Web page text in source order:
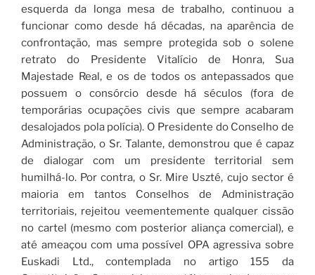
esquerda da longa mesa de trabalho, continuou a
funcionar como desde há décadas, na aparência de
confrontação, mas sempre protegida sob o solene
retrato do Presidente Vitalício de Honra, Sua
Majestade Real, e os de todos os antepassados que
possuem o consórcio desde há séculos (fora de
temporárias ocupações civis que sempre acabaram
desalojados pola polícia). O Presidente do Conselho de
Administração, o Sr. Talante, demonstrou que é capaz
de dialogar com um presidente territorial sem
humilhá-lo. Por contra, o Sr. Mire Uszté, cujo sector é
maioria em tantos Conselhos de Administração
territoriais, rejeitou veementemente qualquer cissão
no cartel (mesmo com posterior aliança comercial), e
até ameaçou com uma possível OPA agressiva sobre
Euskadi Ltd., contemplada no artigo 155 da